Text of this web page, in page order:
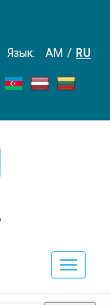
Язык: AM RU
Toggle